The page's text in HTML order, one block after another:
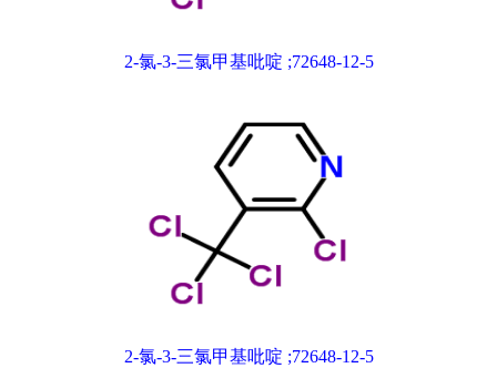
2-氯-3-三氯甲基吡啶 ;72648-12-5
2-氯-3-三氯甲基吡啶 ;72648-12-5